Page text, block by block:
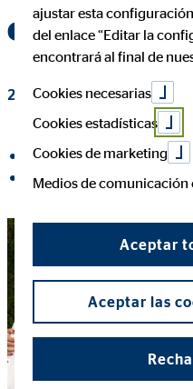
22 de abril de 2019|OVB
compartir en Facebook
compartir en LinkedIn
ajustar esta
del enlace “Editar la
encontrará al final de
Cookies necesarias
Cookies estadísticas
Cookies de marketing
Medios de comunicación
Aceptar
Aceptar las